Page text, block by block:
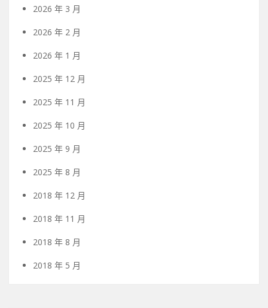
2026 年 3 月
2026 年 2 月
2026 年 1 月
2025 年 12 月
2025 年 11 月
2025 年 10 月
2025 年 9 月
2025 年 8 月
2018 年 12 月
2018 年 11 月
2018 年 8 月
2018 年 5 月